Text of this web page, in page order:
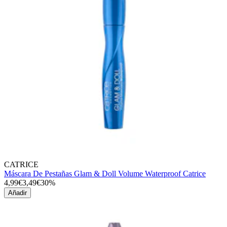
CATRICE
Máscara De Pestañas Glam & Doll Volume Waterproof Catrice
4,99€3,49€30%
Añadir